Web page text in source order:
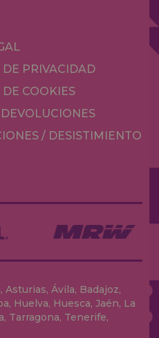
PRIVACIDAD
COOKIES
DEVOLUCIONES
/ DESISTIMIENTO
Ávila, Badajoz,
Huelva, Huesca, Jaén, La
Tarragona, Tenerife,